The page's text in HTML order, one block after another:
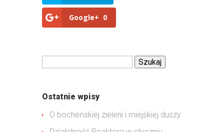
Google+ 0
Szukaj:
Ostatnie wpisy
O bocheńskiej zieleni i miejskiej duszy